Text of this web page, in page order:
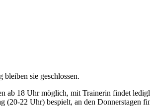
sie geschlossen.
ab 18 Uhr möglich, mit Trainerin findet
(20-22 Uhr) bespielt, an den Donnerstagen